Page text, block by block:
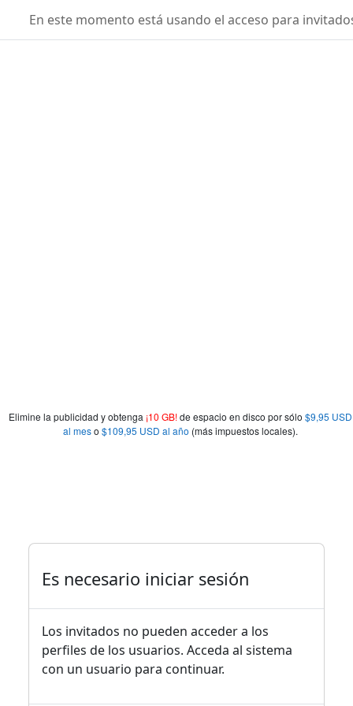
Elimine la publicidad y obtenga ¡10 GB!de espacio en disco por sólo $9,95 USD
al meso $109,95 USD al año (más impuestos locales).
fisicaconyirsen
En este momento está usando el acceso para
Es necesario iniciar sesión
Los invitados no pueden acceder a los
perfiles de los usuarios. Acceda al sistema
con un usuario para continuar.